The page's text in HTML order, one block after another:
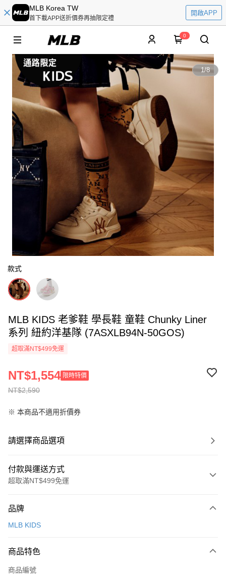
MLB Korea TW
首下載APP送折價券再抽限定禮
開啟APP
0
1/8
款式
MLB KIDS 老爹鞋 學長鞋 童鞋 Chunky Liner
系列 紐約洋基隊 (7ASXLB94N-50GOS)
超取滿NT$499免運
NT$2,590
NT$1,554 限時特價
※ 本商品不適用折價券
請選擇商品選項
付款與運送方式
超取滿NT$499免運
信用卡一次付款
LINE Pay
Apple Pay
品牌
MLB KIDS
商品特色
商品編號